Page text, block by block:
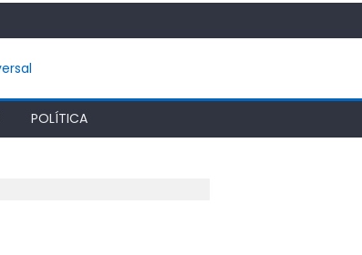
POLÍTICA